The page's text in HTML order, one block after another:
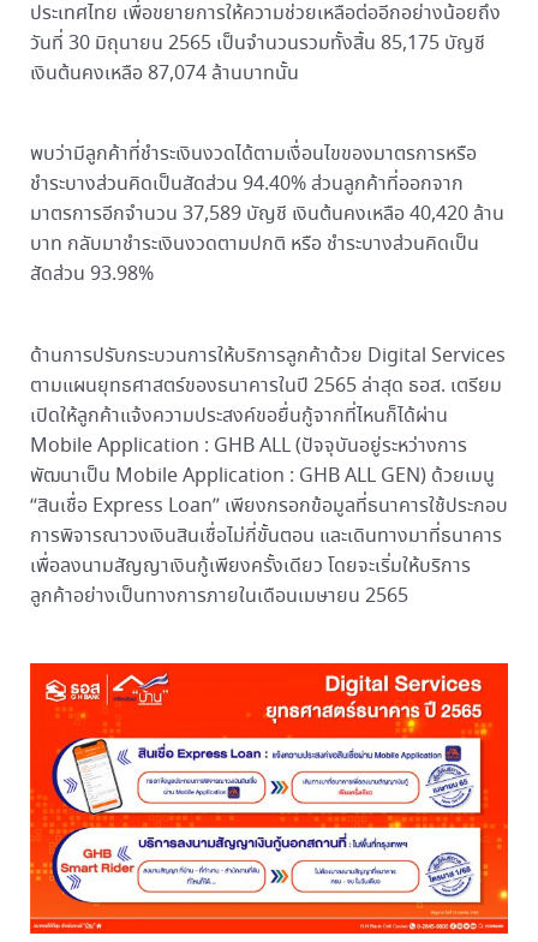
ประเทศไทย เพื่อขยายการให้ความช่วยเหลือต่ออีกอย่างน้อยถึง
วันที่ 30 มิถุนายน 2565 เป็นจำนวนรวมทั้งสิ้น 85,175 บัญชี
เงินต้นคงเหลือ 87,074 ล้านบาทนั้น
พบว่ามีลูกค้าที่ชำระเงินงวดได้ตามเงื่อนไขของมาตรการหรือ
ชำระบางส่วนคิดเป็นสัดส่วน 94.40% ส่วนลูกค้าที่ออกจาก
มาตรการอีกจำนวน 37,589 บัญชี เงินต้นคงเหลือ 40,420 ล้าน
บาท กลับมาชำระเงินงวดตามปกติ หรือ ชำระบางส่วนคิดเป็น
สัดส่วน 93.98%
ด้านการปรับกระบวนการให้บริการลูกค้าด้วย Digital Services
ตามแผนยุทธศาสตร์ของธนาคารในปี 2565 ล่าสุด ธอส. เตรียม
เปิดให้ลูกค้าแจ้งความประสงค์ขอยื่นกู้จากที่ไหนก็ได้ผ่าน
Mobile Application : GHB ALL (ปัจจุบันอยู่ระหว่างการ
พัฒนาเป็น Mobile Application : GHB ALL GEN) ด้วยเมนู
“สินเชื่อ Express Loan” เพียงกรอกข้อมูลที่ธนาคารใช้ประกอบ
การพิจารณาวงเงินสินเชื่อไม่กี่ขั้นตอน และเดินทางมาที่ธนาคาร
เพื่อลงนามสัญญาเงินกู้เพียงครั้งเดียว โดยจะเริ่มให้บริการ
ลูกค้าอย่างเป็นทางการภายในเดือนเมษายน 2565